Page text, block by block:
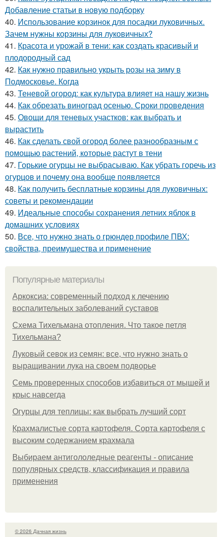
Добавление статьи в новую подборку
40. Использование корзинок для посадки луковичных.
Зачем нужны корзины для луковичных?
41. Красота и урожай в тени: как создать красивый и
плодородный сад
42. Как нужно правильно укрыть розы на зиму в
Подмосковье. Когда
43. Теневой огород: как культура влияет на нашу жизнь
44. Как обрезать виноград осенью. Сроки проведения
45. Овощи для теневых участков: как выбрать и
вырастить
46. Как сделать свой огород более разнообразным с
помощью растений, которые растут в тени
47. Горькие огурцы не выбрасываю. Как убрать горечь из
огурцов и почему она вообще появляется
48. Как получить бесплатные корзины для луковичных:
советы и рекомендации
49. Идеальные способы сохранения летних яблок в
домашних условиях
50. Все, что нужно знать о грюндер профиле ПВХ:
свойства, преимущества и применение
Популярные материалы
Аркоксиа: современный подход к лечению
воспалительных заболеваний суставов
Схема Тихельмана отопления. Что такое петля
Тихельмана?
Луковый севок из семян: все, что нужно знать о
выращивании лука на своем подворье
Семь проверенных способов избавиться от мышей и
крыс навсегда
Огурцы для теплицы: как выбрать лучший сорт
Крахмалистые сорта картофеля. Сорта картофеля с
высоким содержанием крахмала
Выбираем антигололедные реагенты - описание
популярных средств, классификация и правила
применения
© 2026 Дачная жизнь